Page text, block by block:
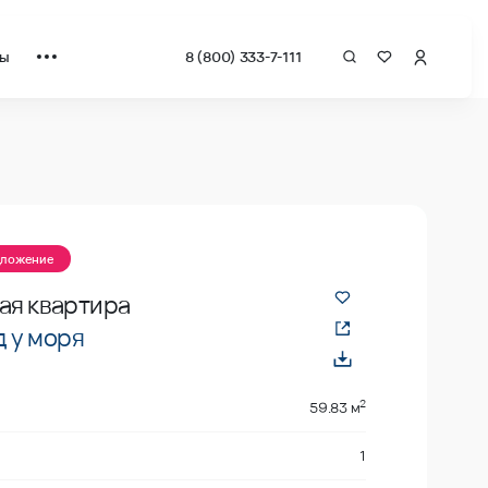
8 (800) 333-7-111
квартира
у моря
59.83 м2
1